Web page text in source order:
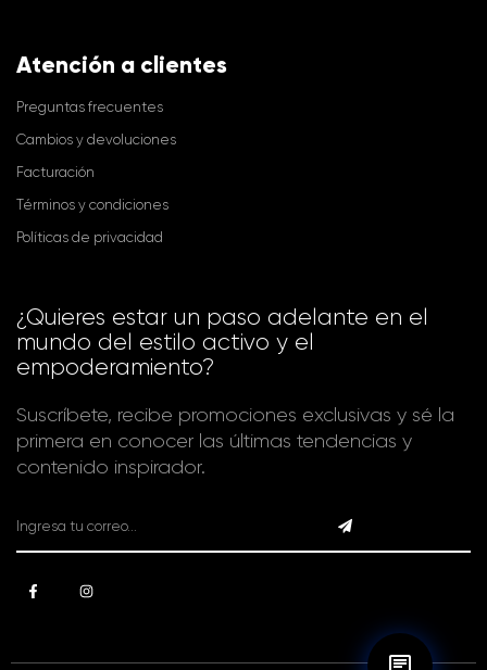
Atención a clientes
Preguntas frecuentes
Cambios y devoluciones
Facturación
Términos y condiciones
Políticas de privacidad
¿Quieres estar un paso adelante en el
mundo del estilo activo y el
empoderamiento?
Suscríbete, recibe promociones exclusivas y sé la
primera en conocer las últimas tendencias y
contenido inspirador.